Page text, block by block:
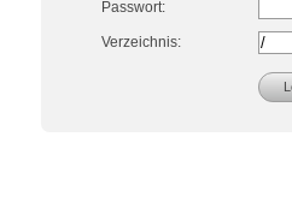
Passwort:
Verzeichnis: